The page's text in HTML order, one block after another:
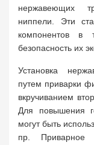
нержавеющих
ниппели. Эти
компонентов в
безопасность их
Установка
путем приварки
вкручиванием
Для повышения
могут быть
пр. Приварное